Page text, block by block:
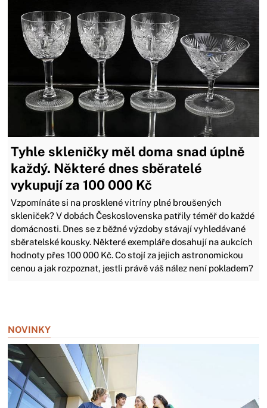
Tyhle skleničky měl doma snad úplně
každý. Některé dnes sběratelé
vykupují za 100 000 Kč
Vzpomínáte si na prosklené vitríny plné broušených
skleniček? V dobách Československa patřily téměř do každé
domácnosti. Dnes se z běžné výzdoby stávají vyhledávané
sběratelské kousky. Některé exempláře dosahují na aukcích
hodnoty přes 100 000 Kč. Co stojí za jejich astronomickou
cenou a jak rozpoznat, jestli právě váš nález není pokladem?
NOVINKY